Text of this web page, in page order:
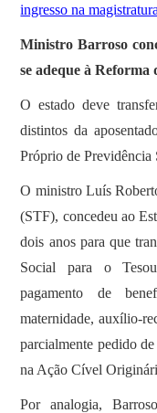
ingresso na
Ministro Barroso
se adeque à Reforma
O estado deve
distintos da
Próprio de Previdência
O ministro Luís
(STF), concedeu ao
dois anos para que
Social para o
pagamento de
maternidade, auxílio-
parcialmente pedido
na Ação Cível
Por analogia,